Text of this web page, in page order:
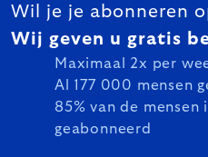
Wil je je abonneren
Wij geven u gratis
Maximaal 2x per
Al 177 000 mensen
85% van de mensen
geabonneerd